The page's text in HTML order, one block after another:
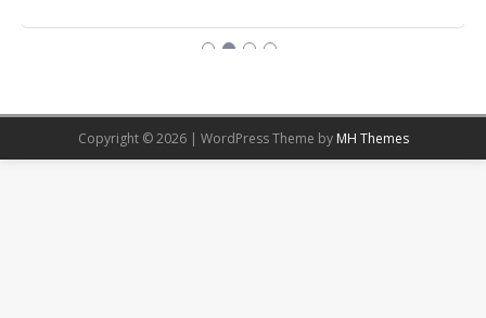
Copyright © 2026 | WordPress Theme by MH Themes